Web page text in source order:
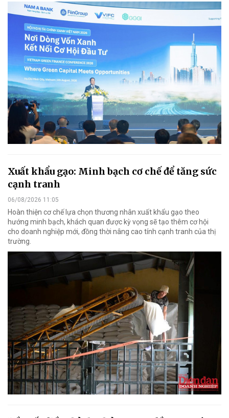
Xuất khẩu gạo: Minh bạch cơ chế để tăng sức
cạnh tranh
06/08/2026 11:05
Hoàn thiện cơ chế lựa chọn thương nhân xuất khẩu gạo theo
hướng minh bạch, khách quan được kỳ vọng sẽ tạo thêm cơ hội
cho doanh nghiệp mới, đồng thời nâng cao tính cạnh tranh của thị
trường.